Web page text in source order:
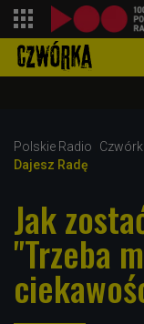
Polskie Radio
Dajesz Radę
Jak
"Trzeba